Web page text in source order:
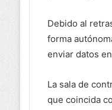
Debido al
forma
enviar datos
La sala de
que coincida